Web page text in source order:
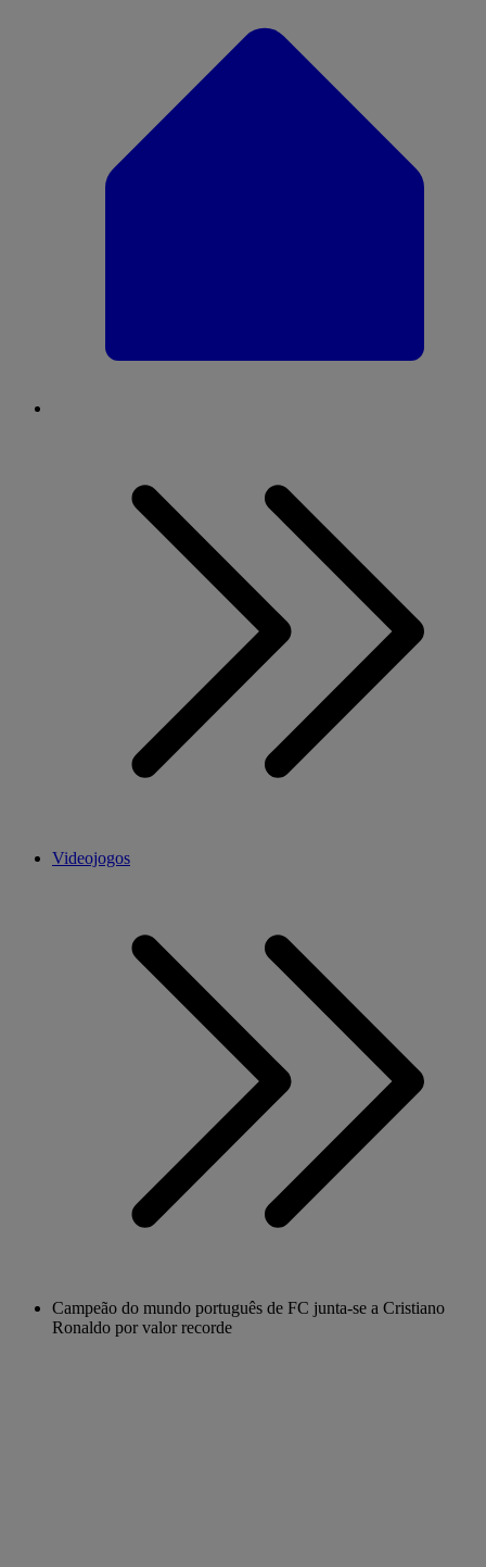
Videojogos
Campeão do mundo português de FC junta-se a Cristiano
Ronaldo por valor recorde